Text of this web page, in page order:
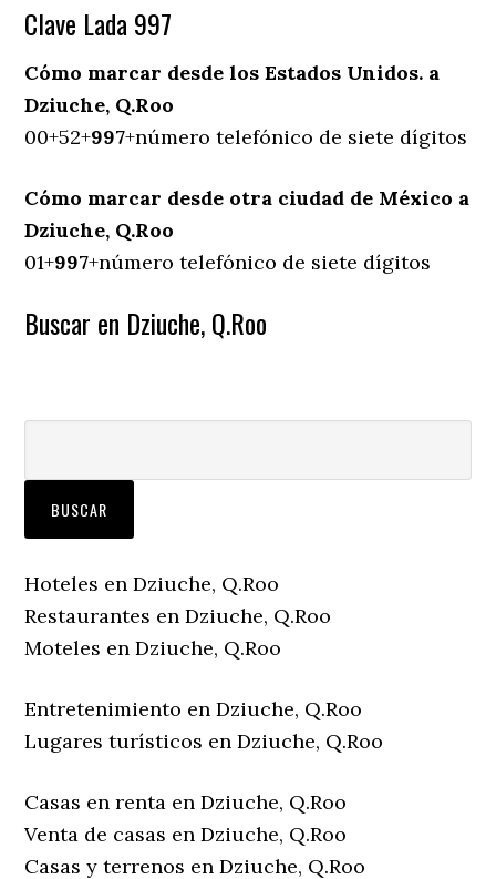
Clave Lada 997
Cómo marcar desde los Estados Unidos. a
Dziuche, Q.Roo
00+52+997+número telefónico de siete dígitos
Cómo marcar desde otra ciudad de México a
Dziuche, Q.Roo
01+997+número telefónico de siete dígitos
Buscar en Dziuche, Q.Roo
Hoteles en Dziuche, Q.Roo
Restaurantes en Dziuche, Q.Roo
Moteles en Dziuche, Q.Roo
Entretenimiento en Dziuche, Q.Roo
Lugares turísticos en Dziuche, Q.Roo
Casas en renta en Dziuche, Q.Roo
Venta de casas en Dziuche, Q.Roo
Casas y terrenos en Dziuche, Q.Roo